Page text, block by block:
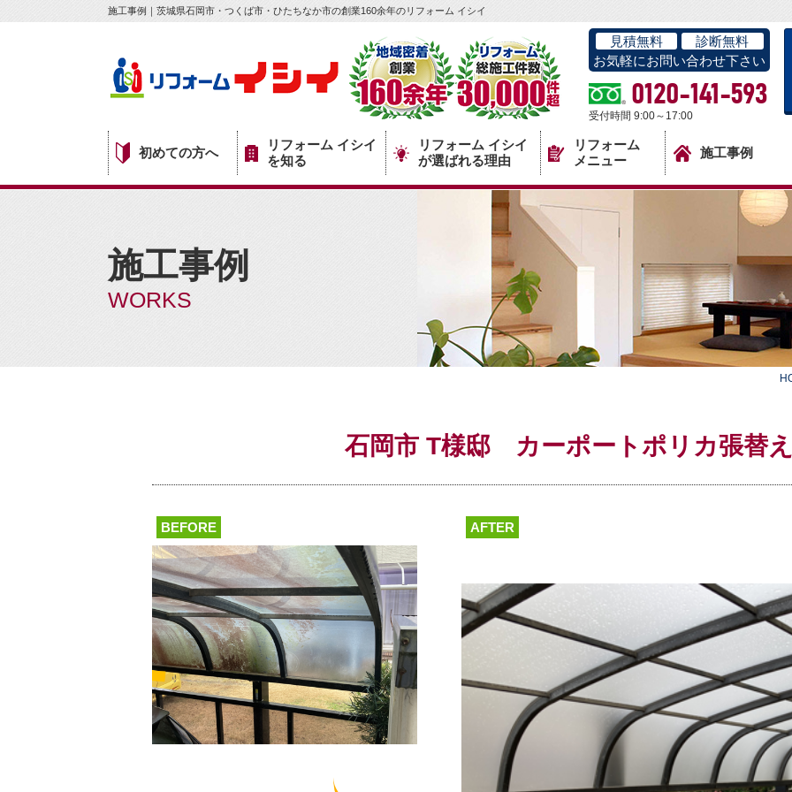
施工事例｜茨城県石岡市・つくば市・ひたちなか市の創業160余年のリフォーム イシイ
見積無料
診断無料
お気軽にお問い合わせ下さい
0120-141-593
受付時間 9:00～17:00
初めての方へ
リフォーム イシイ
を知る
リフォーム イシイ
が選ばれる理由
リフォーム
メニュー
施工事例
施工事例
WORKS
石岡市 T様邸 カーポートポリカ張替
AFTER
BEFORE